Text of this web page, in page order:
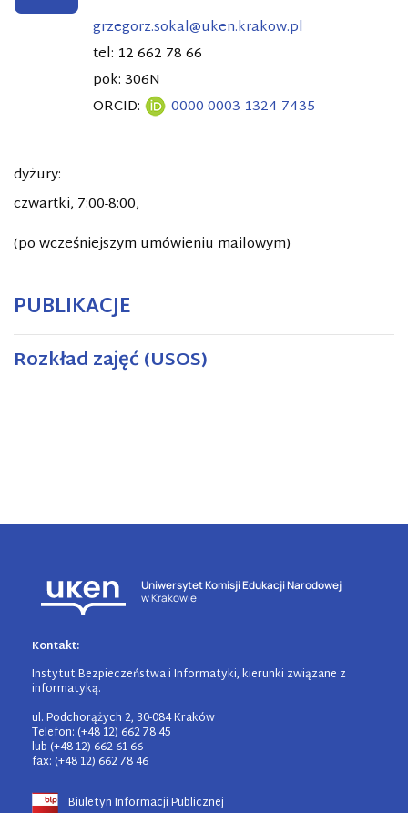
grzegorz.sokal@uken.krakow.pl
tel: 12 662 78 66
pok: 306N
ORCID:
0000-0003-1324-7435
dyżury:
czwartki, 7:00-8:00,
(po wcześniejszym umówieniu mailowym)
PUBLIKACJE
Rozkład zajęć (USOS)
Uniwersytet Komisji Edukacji Narodowej
w Krakowie
Kontakt:
Instytut Bezpieczeństwa i Informatyki, kierunki związane z
informatyką.
ul. Podchorążych 2, 30-084 Kraków
Telefon: (+48 12) 662 78 45
lub (+48 12) 662 61 66
fax: (+48 12) 662 78 46
Biuletyn Informacji Publicznej